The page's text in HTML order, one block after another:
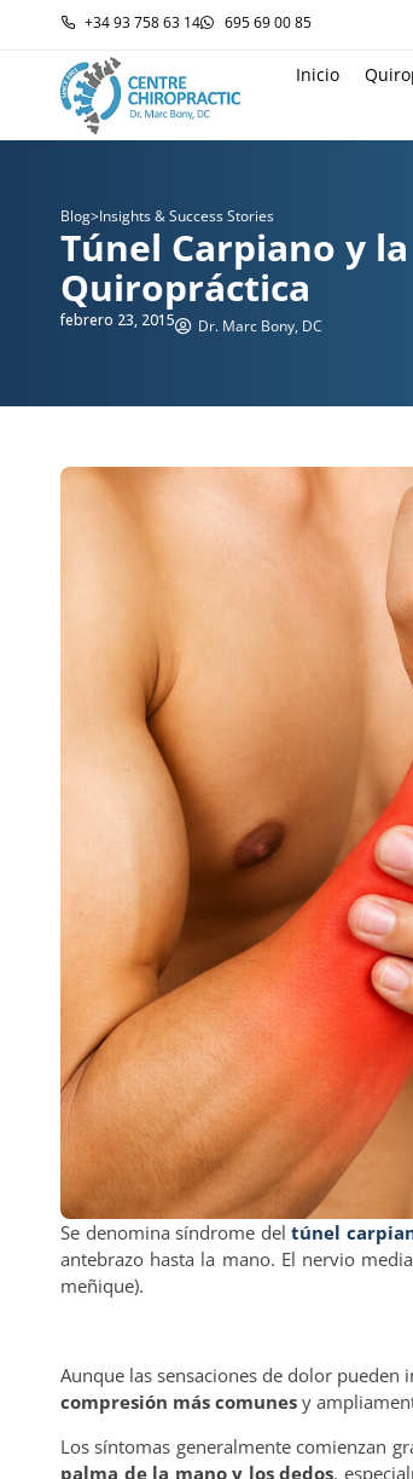
+34 93 758 63 14 695 69 00 85
Inicio
Blog>Insights & Success Stories
Túnel Carpiano y la
Quiropráctica
febrero 23, 2015 Dr. Marc Bony, DC
Se denomina síndrome del túnel
antebrazo hasta la mano. El nervio
meñique).
Aunque las sensaciones de dolor
compresión más comunes y
Los síntomas generalmente comienzan
palma de la mano y los dedos,